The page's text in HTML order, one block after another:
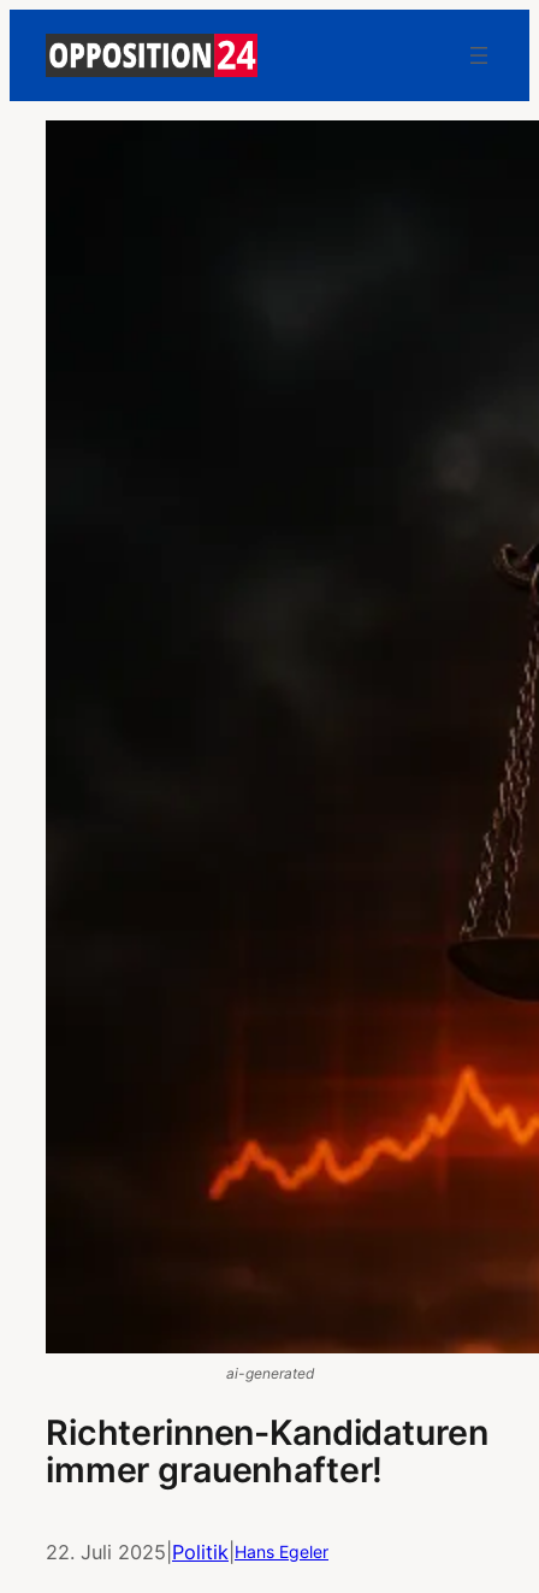
ai-generated
Richterinnen-Kandidaturen
immer grauenhafter!
22. Juli 2025 Politik Hans Egeler